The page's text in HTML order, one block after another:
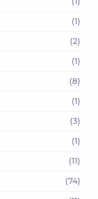
(1)
(2)
(1)
(8)
(1)
(3)
(1)
(11)
(74)